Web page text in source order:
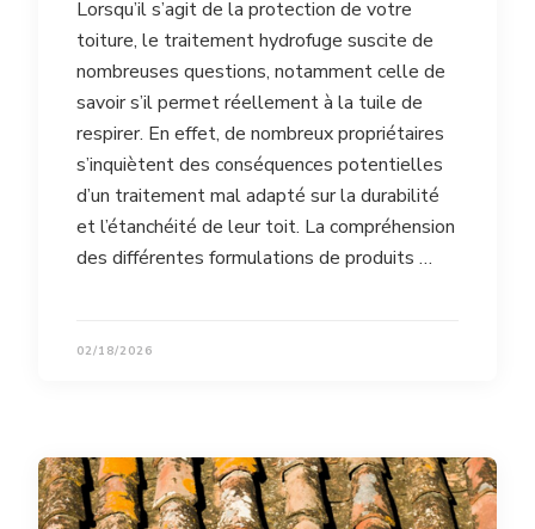
Lorsqu’il s’agit de la protection de votre
toiture, le traitement hydrofuge suscite de
nombreuses questions, notamment celle de
savoir s’il permet réellement à la tuile de
respirer. En effet, de nombreux propriétaires
s’inquiètent des conséquences potentielles
d’un traitement mal adapté sur la durabilité
et l’étanchéité de leur toit. La compréhension
des différentes formulations de produits …
02/18/2026